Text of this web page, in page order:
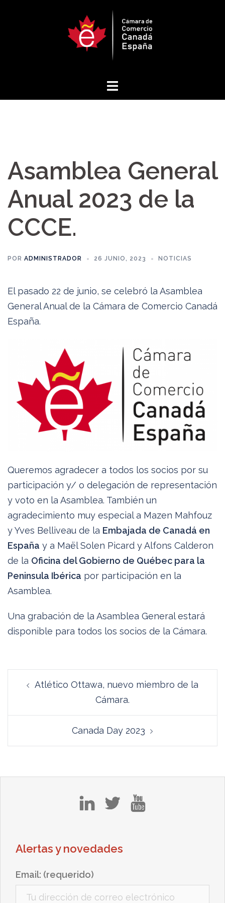
Asamblea General
Anual 2023 de la
CCCE.
POR ADMINISTRADOR 26 JUNIO, 2023 NOTICIAS
El pasado 22 de junio, se celebró la Asamblea
General Anual de la Cámara de Comercio Canadá
España.
Queremos agradecer a todos los socios por su
participación y/ o delegación de representación
y voto en la Asamblea. También un
agradecimiento muy especial a Mazen Mahfouz
y Yves Belliveau de la Embajada de Canadá en
España y a Maël Solen Picard y Alfons Calderon
de la Oficina del Gobierno de Québec para la
Peninsula Ibérica por participación en la
Asamblea.
Una grabación de la Asamblea General estará
disponible para todos los socios de la Cámara.
Atlético Ottawa, nuevo miembro de la
Cámara.
Canada Day 2023
Alertas y novedades
Email: (requerido)